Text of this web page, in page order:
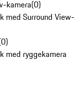
kamera(0)
med Surround View-
0)
med ryggekamera